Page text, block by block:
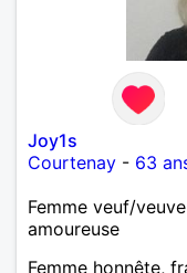
Joy1s
Courtenay - 63
Femme veuf/
amoureuse
Femme honnête,